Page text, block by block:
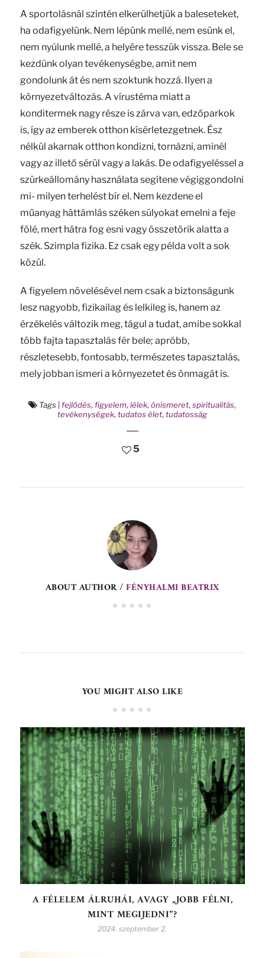
A sportolásnál szintén elkerülhetjük a baleseteket,
ha odafigyelünk. Nem lépünk mellé, nem esünk el,
nem nyúlunk mellé, a helyére tesszük vissza. Bele se
kezdünk olyan tevékenységbe, amit nem
gondolunk át és nem szoktunk hozzá. Ilyen a
környezetváltozás. A vírustéma miatt a
konditermek nagy része is zárva van, edzőparkok
is, így az emberek otthon kísérletezgetnek. Ész
nélkül akarnak otthon kondizni, tornázni, aminél
vagy az illető sérül vagy a lakás. De odafigyeléssel a
szürkeállomány használata segítene végiggondolni
mi- milyen terhelést bír el. Nem kezdene el
műanyag háttámlás széken súlyokat emelni a feje
fölé, mert hátra fog esni vagy összetörik alatta a
szék. Szimpla fizika. Ez csak egy példa volt a sok
közül.
A figyelem növelésével nem csak a biztonságunk
lesz nagyobb, fizikailag és lelkileg is, hanem az
érzékelés változik meg, tágul a tudat, amibe sokkal
több fajta tapasztalás fér bele; apróbb,
részletesebb, fontosabb, természetes tapasztalás,
mely jobban ismeri a környezetet és önmagát is.
Tags |fejlődés,figyelem,lélek,önismeret,spiritualitás,
tevékenységek,tudatos élet,tudatosság
5
ABOUT AUTHOR /FÉNYHALMI BEATRIX
YOU MIGHT ALSO LIKE
A FÉLELEM ÁLRUHÁI, AVAGY „JOBB FÉLNI,
MINT MEGIJEDNI”?
2024. szeptember 2.